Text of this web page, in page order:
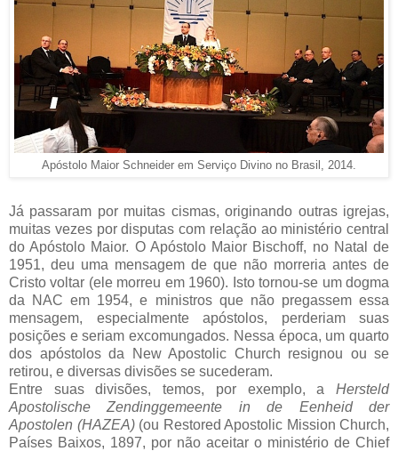
Apóstolo Maior Schneider em Serviço Divino no Brasil, 2014.
Já passaram por muitas cismas, originando outras igrejas,
muitas vezes por disputas com relação ao ministério central
do Apóstolo Maior. O Apóstolo Maior Bischoff, no Natal de
1951, deu uma mensagem de que não morreria antes de
Cristo voltar (ele morreu em 1960). Isto tornou-se um dogma
da NAC em 1954, e ministros que não pregassem essa
mensagem, especialmente apóstolos, perderiam suas
posições e seriam excomungados. Nessa época, um quarto
dos apóstolos da New Apostolic Church resignou ou se
retirou, e diversas divisões se sucederam.
Entre suas divisões, temos, por exemplo, a Hersteld
Apostolische Zendinggemeente in de Eenheid der
Apostolen (HAZEA)(ou Restored Apostolic Mission Church,
Países Baixos, 1897, por não aceitar o ministério de Chief